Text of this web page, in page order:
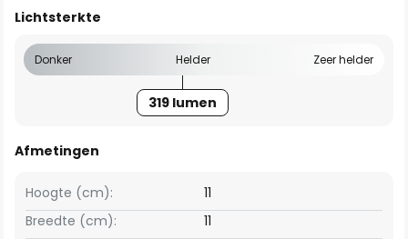
Lichtsterkte
Donker Helder Zeer helder
319 lumen
Afmetingen
Breedte (cm): 11
Hoogte (cm): 11